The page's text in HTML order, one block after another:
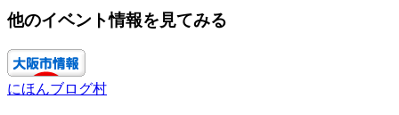
他のイベント情報を見てみる
にほんブログ村